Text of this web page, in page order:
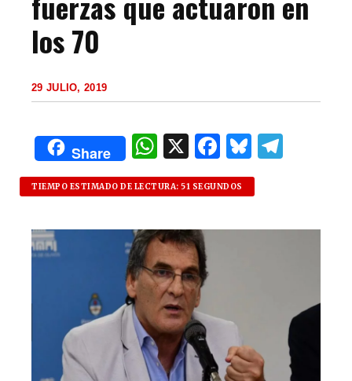
los 70
29 JULIO, 2019
Share
W
h
at
s
A
p
p
X F
a
c
e
k
B
lu
es
k g
TIEMPO ESTIMADO DE LECTURA: 51 SEGUNDOS